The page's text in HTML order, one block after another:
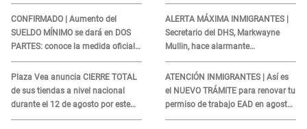
CONFIRMADO | Aumento del
SUELDO MÍNIMO se dará en DOS
PARTES: conoce la medida oficial
del Ministerio de Economía
Plaza Vea anuncia CIERRE TOTAL
de sus tiendas a nivel nacional
durante el 12 de agosto por este
MOTIVO
ALERTA MÁXIMA INMIGRANTES |
Secretario del DHS, Markwayne
Mullin, hace alarmante
declaración: "Ahora vamos por
ellos"
ATENCIÓN INMIGRANTES | Así es
el NUEVO TRÁMITE para renovar tu
permiso de trabajo EAD en agosto
del 2026